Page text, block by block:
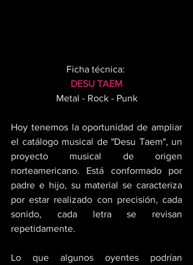
Ficha técnica:
DESU TAEM
Metal - Rock - Punk
Hoy tenemos la oportunidad de ampliar
el catálogo musical de "Desu Taem", un
proyecto musical de origen
norteamericano. Está conformado por
padre e hijo, su material se caracteriza
por estar realizado con precisión, cada
sonido, cada letra se revisan
repetidamente.
Lo que algunos oyentes podrían